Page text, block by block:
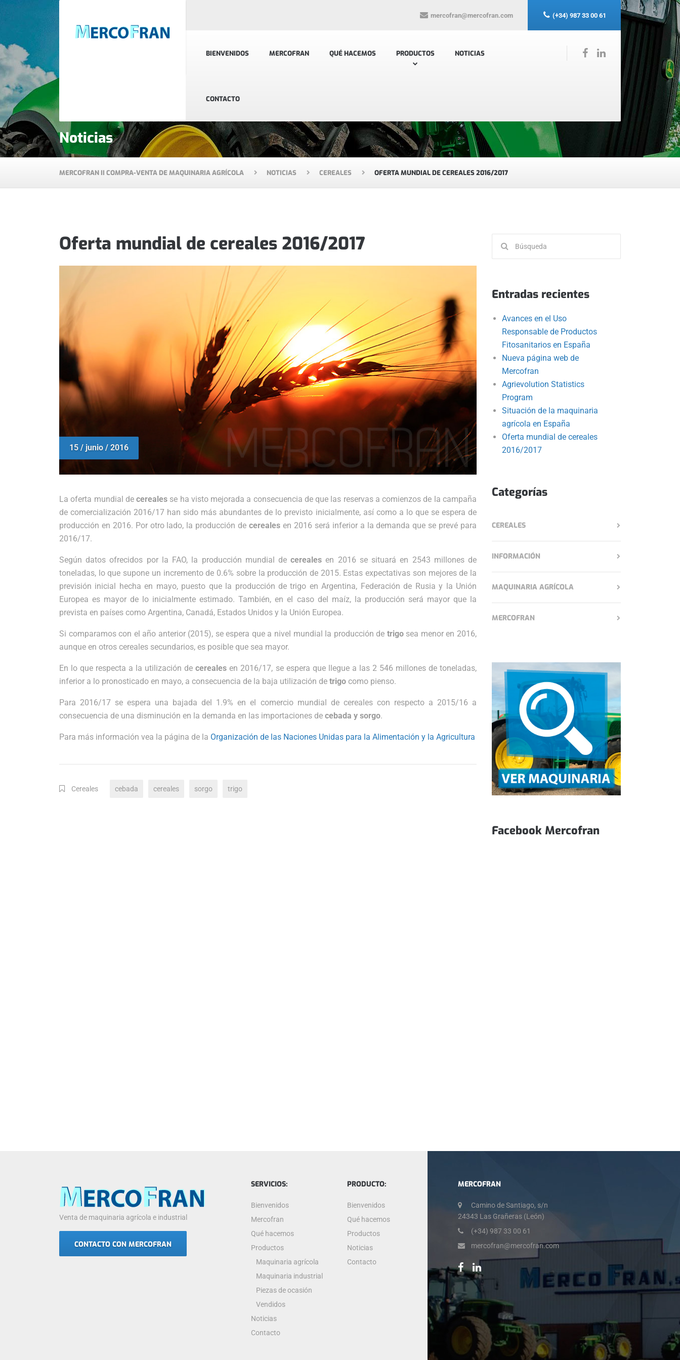
BIENVENIDOS MERCOFRAN QUÉ HACEMOS PRODUCTOS NOTICIAS
CONTACTO
mercofran@mercofran.com (+34) 987 33 00 61
Noticias
MERCOFRAN II COMPRA-VENTA DE MAQUINARIA AGRÍCOLA NOTICIAS CEREALES OFERTA MUNDIAL DE CEREALES 2016/2017
Oferta mundial de cereales 2016/2017
15 / junio / 2016
La oferta mundial decereales se ha visto mejorada a consecuencia de que las reservas a comienzos de la campaña
de comercialización 2016/17 han sido más abundantes de lo previsto inicialmente, así como a lo que se espera de
producción en 2016. Por otro lado, la producción de cereales en 2016 será inferior a la demanda que se prevé para
2016/17.
Según datos ofrecidos por la FAO, la producción mundial decereales en 2016 se situará en 2543 millones de
toneladas, lo que supone un incremento de 0.6% sobre la producción de 2015. Estas expectativas son mejores de la
previsión inicial hecha en mayo, puesto que la producción de trigo en Argentina, Federación de Rusia y la Unión
Europea es mayor de lo inicialmente estimado. También, en el caso del maíz, la producción será mayor que la
prevista en países como Argentina, Canadá, Estados Unidos y la Unión Europea.
Si comparamos con el año anterior (2015), se espera que a nivel mundial la producción de trigosea menor en 2016,
aunque en otros cereales secundarios, es posible que sea mayor.
En lo que respecta a la utilización decereales en 2016/17, se espera que llegue a las 2 546 millones de toneladas,
inferior a lo pronosticado en mayo, a consecuencia de la baja utilización de trigo como pienso.
Para 2016/17 se espera una bajada del 1.9% en el comercio mundial de cereales con respecto a 2015/16 a
consecuencia de una disminución en la demanda en las importaciones de cebada y sorgo.
Para más información vea la página de la Organización de las Naciones Unidas para la Alimentación y la Agricultura
Cereales cebada cereales sorgo trigo
Entradas recientes
Avances en el Uso
Responsable de Productos
Fitosanitarios en España
Nueva página web de
Mercofran
Agrievolution Statistics
Program
Situación de la maquinaria
agrícola en España
Oferta mundial de cereales
2016/2017
Categorías
CEREALES
INFORMACIÓN
MAQUINARIA AGRÍCOLA
MERCOFRAN
Facebook Mercofran
MERCOFRAN
Camino de Santiago, s/n
24343 Las Grañeras (León)
(+34) 987 33 00 61
mercofran@mercofran.com
Venta de maquinaria agrícola e industrial
CONTACTO CON MERCOFRAN
SERVICIOS:
Bienvenidos
Mercofran
Qué hacemos
Productos
Maquinaria agrícola
Maquinaria industrial
Piezas de ocasión
Vendidos
Noticias
Contacto
PRODUCTO:
Bienvenidos
Qué hacemos
Productos
Noticias
Contacto